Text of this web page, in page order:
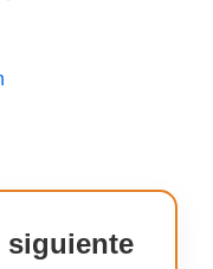
siguiente